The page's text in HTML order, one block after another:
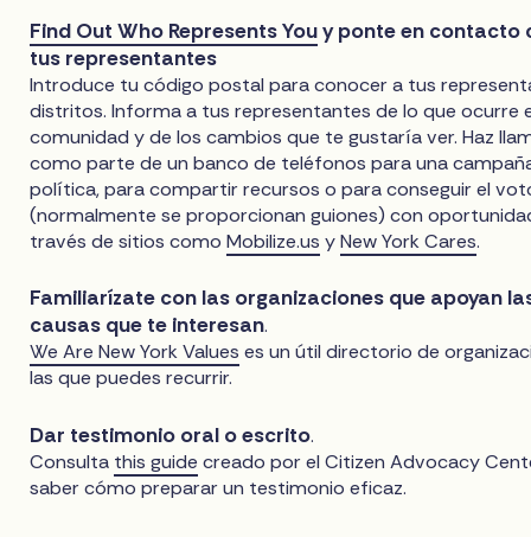
Find Out Who Represents Youy ponte en contacto
tus representantes
Introduce tu código postal para conocer a tus
distritos. Informa a tus representantes de lo que ocurre
comunidad y de los cambios que te gustaría ver. Haz
como parte de un banco de teléfonos para una
política, para compartir recursos o para conseguir el
(normalmente se proporcionan guiones) con
través de sitios comoMobilize.us yNew York Cares.
Familiarízate con las organizaciones que apoyan
causas que te interesan.
We Are New York Values es un útil directorio de
las que puedes recurrir.
Dar testimonio oral o escrito.
Consulta this guide creado por el Citizen Advocacy
saber cómo preparar un testimonio eficaz.